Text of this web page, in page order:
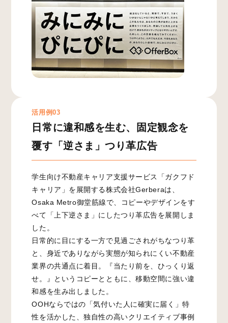
活用例03
日常に違和感を生む、固定観念を
覆す「逆さま」つり革広告
学生向け不動産キャリア支援サービス「ガクフド
キャリア」を展開する株式会社Gerberaは、
Osaka Metro御堂筋線で、コピーやデザインをす
べて「上下逆さま」にしたつり革広告を展開しま
した。
日常的に目にする一方で見過ごされがちなつり革
と、身近でありながら実態が知られにくい不動産
業界の共通点に着目。『当たり前を、ひっくり返
せ。』というコピーとともに、移動空間に強い違
和感を生み出しました。
OOHならではの「気付いた人に確実に届く」特
性を活かした、独自性の高いクリエイティブ事例